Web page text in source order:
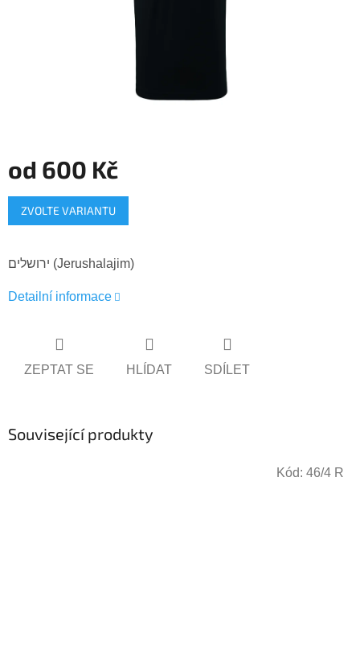
od 600 Kč
Měrná
cena:
ZVOLTE VARIANTU
ירושלים (Jerushalajim)
Detailní informace
ZEPTAT SE HLÍDAT SDÍLET
Související produkty
Kód: 46/4 R